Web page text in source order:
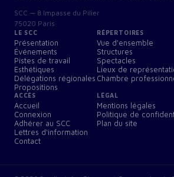
SCC — 8 Impasse du Pilier
75020 Paris
LE SCC
Présentation
Événements
Pistes de travail
Esthétiques
Délégations régionales
Propositions
RÉPERTOIRES
Vue d'ensemble
Structures
Spectacles
Lieux de
Chambre
ACCÈS
Accueil
Connexion
Adhérer au SCC
Lettres d'information
Contact
LÉGAL
Mentions légales
Politique de
Plan du site